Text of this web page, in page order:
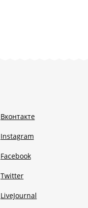
Вконтакте
Instagram
Facebook
Twitter
LiveJournal